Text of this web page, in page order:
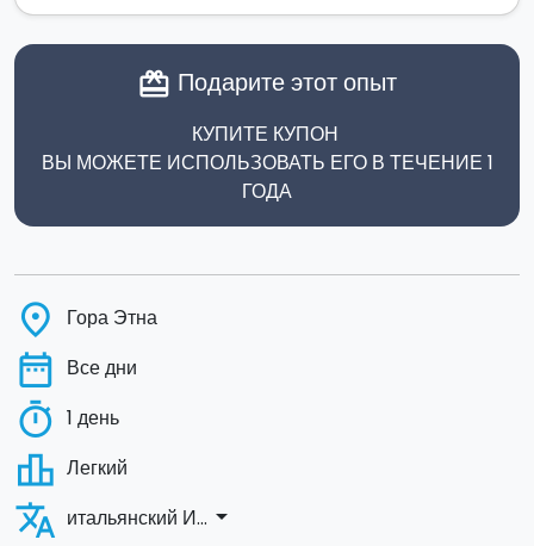
card_giftcard Подарите этот опыт
КУПИТЕ КУПОН
ВЫ МОЖЕТЕ ИСПОЛЬЗОВАТЬ ЕГО В ТЕЧЕНИЕ 1
ГОДА
place Гора Этна
date_range Все дни
timer 1 день
leaderboard Легкий
translate итальянский И... arrow_drop_down